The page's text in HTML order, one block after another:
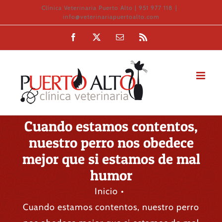
al
Clínica Veterinaria Puerto Alto | 951 977 118 |
info@veterinariapuertoalto.com
Facebook
Correo
Cuando estamos contentos,
nuestro perro nos obedece
mejor que si estamos de mal
humor
Inicio
Cuando estamos contentos, nuestro perro